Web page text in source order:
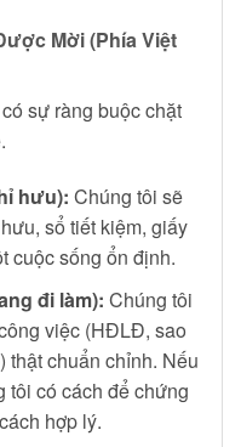
Mời (Phía Việt
sự ràng buộc chặt
hưu): Chúng tôi sẽ
sổ tiết kiệm, giấy
cuộc sống ổn định.
đi làm): Chúng tôi
việc (HĐLĐ, sao
thật chuẩn chỉnh. Nếu
tôi có cách để chứng
hợp lý.